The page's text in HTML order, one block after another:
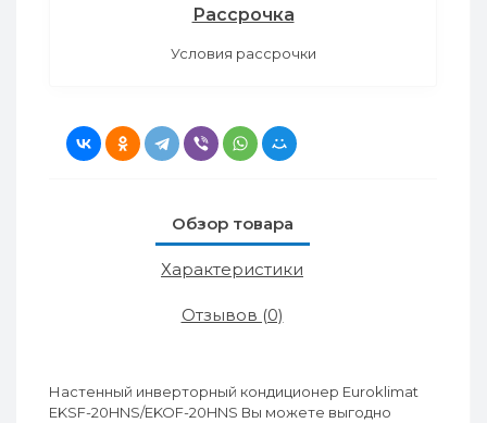
Рассрочка
Условия рассрочки
Обзор товара
Характеристики
Отзывов (0)
Настенный инверторный кондиционер Euroklimat
EKSF-20HNS/EKOF-20HNS Вы можете выгодно